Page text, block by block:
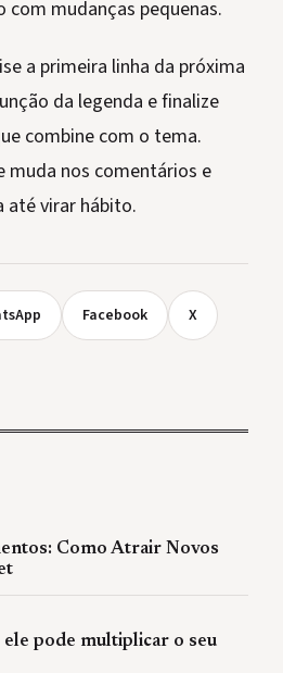
mudanças pequenas.
a primeira linha da próxima
da legenda e finalize
combine com o tema.
muda nos comentários e
até virar hábito.
Facebook X
Como Atrair Novos
ele pode multiplicar o seu